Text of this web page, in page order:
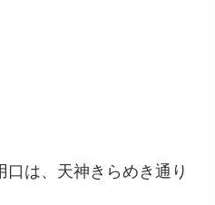
は、天神きらめき通り